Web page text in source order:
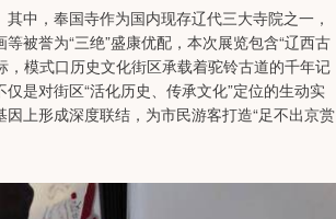
中，奉国寺作为国内现存辽代三大寺院之一，
被誉为“三绝”盛康优配，本次展览包含“辽西古
，模式口历史文化街区承载着驼铃古道的千年记
是对街区“活化历史、传承文化”定位的生动实
上形成深度联结，为市民游客打造“足不出京赏